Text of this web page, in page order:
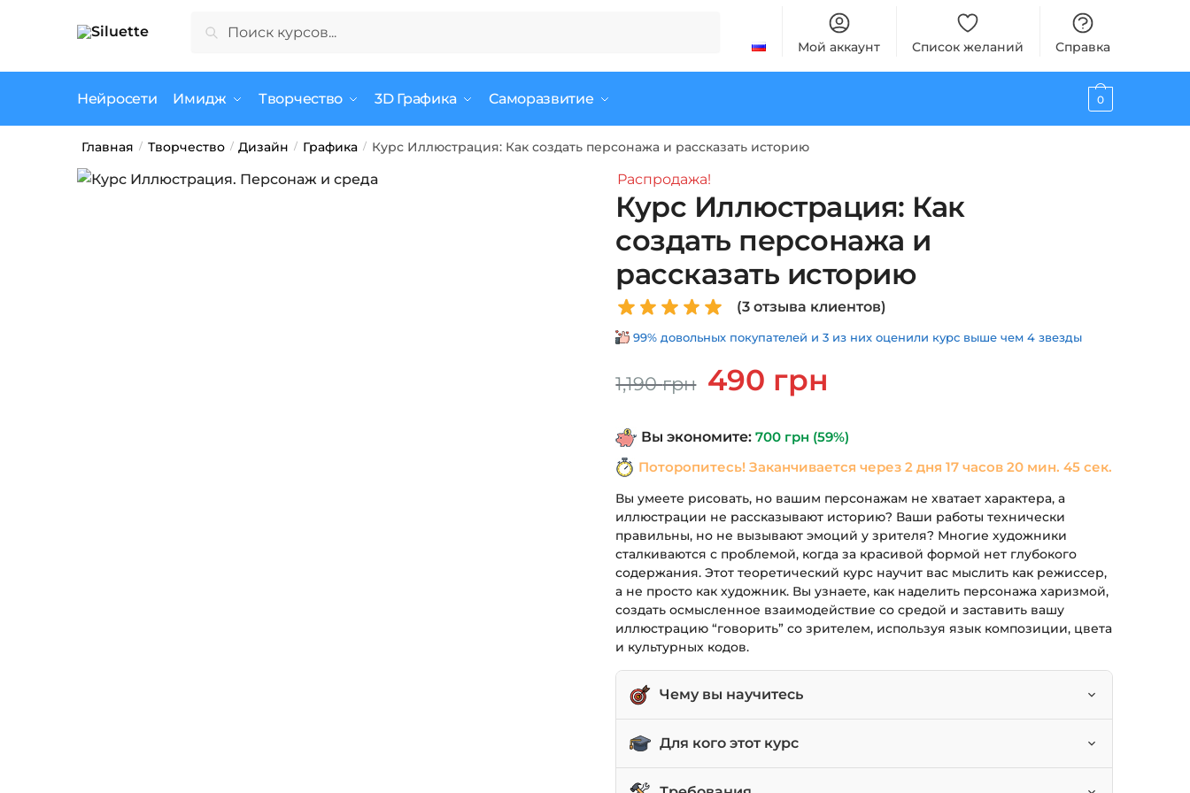
Поиск
Мой аккаунт Список желаний Справка
Нейросети Имидж Творчество 3D Графика Саморазвитие 0
Главная / Творчество / Дизайн / Графика / Курс Иллюстрация: Как создать персонажа и рассказать историю
Распродажа!
Курс Иллюстрация: Как
создать персонажа и
рассказать историю
(3 отзыва клиентов)
99% довольных покупателей и 3 из них оценили курс выше чем 4 звезды
1,190грн
Первоначальная
цена
1,190 грн.
490 грн
Вы экономите:700 грн (59%)
Поторопитесь! Заканчивается через2 дня 17 часов 20 мин. 45 сек.
Вы умеете рисовать, но вашим персонажам не хватает характера, а
иллюстрации не рассказывают историю? Ваши работы технически
правильны, но не вызывают эмоций у зрителя? Многие художники
сталкиваются с проблемой, когда за красивой формой нет глубокого
содержания. Этот теоретический курс научит вас мыслить как режиссер,
а не просто как художник. Вы узнаете, как наделить персонажа харизмой,
создать осмысленное взаимодействие со средой и заставить вашу
иллюстрацию “говорить” со зрителем, используя язык композиции, цвета
и культурных кодов.
Чему вы научитесь
Создавать глубокий и убедительный образ персонажа.
Рассказывать историю через композицию, цвет и детали.
Для кого этот курс
Иллюстраторов, которые хотят добавить смысла и глубины в свои